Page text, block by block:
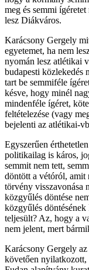
meg és semmi
lesz Diákváros.
Karácsony Gergely
egyetemet, ha nem
nyomán lesz atlétikai
budapesti közlekedés
tart be semmiféle
késve, hogy minél
mindenféle ígéret,
feltételezése (vagy
bejelenti az atlétikai-
Egyszerűen
politikailag is káros,
semmit nem tett,
döntött a vétóról, amit
törvény visszavonása
közgyűlés döntése
közgyűlés
teljesült? Az, hogy a
nem jelent, mert
Karácsony Gergely
követően